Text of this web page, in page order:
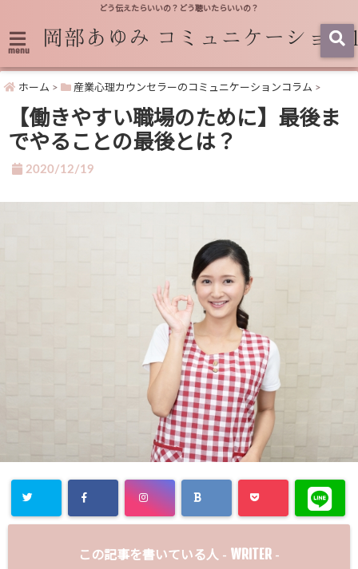
どう伝えたらいいの？どう聴いたらいいの？
menu
ホーム > 産業心理カウンセラーのコミュニケーションコラム >
【働きやすい職場のために】最後ま
でやることの最後とは？
2020/12/19
この記事を書いている人 - WRITER -